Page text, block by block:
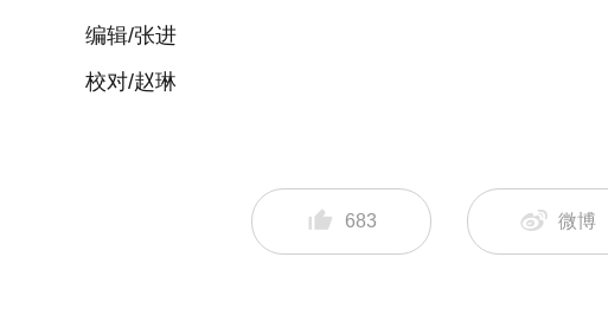
编辑/张进
校对/赵琳
683 微博